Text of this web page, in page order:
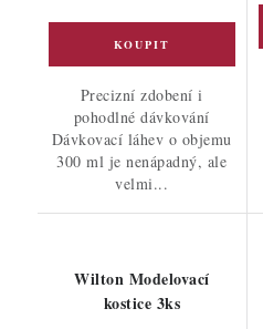
Precizní zdobení i
pohodlné dávkování
Dávkovací láhev o objemu
300 ml je nenápadný, ale
velmi...
Wilton Modelovací
kostice 3ks